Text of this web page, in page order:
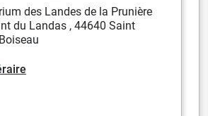
des Landes de la Prunière
du Landas , 44640 Saint